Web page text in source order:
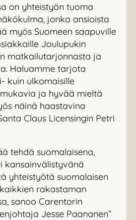
on yhteistyön tuoma
jonka ansioista
myös Suomeen saapuville
Joulupukin
matkailutarjonnasta ja
Haluamme tarjota
kuin ulkomaisille
ja hyvää mieltä
näinä haastavina
Claus Licensingin Petri
tehdä suomalaisena,
kansainvälistyvänä
yhteistyötä suomalaisen
rakastaman
sanoo Carentorin
Jesse Paananen”